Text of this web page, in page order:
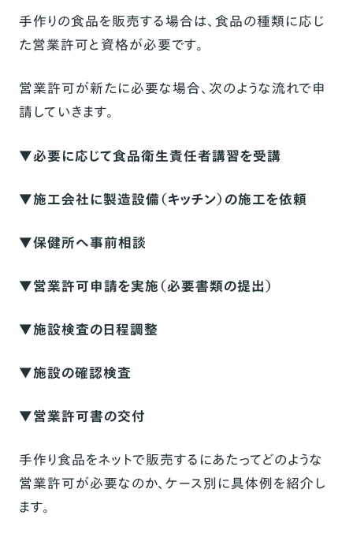
手作りの食品を販売する場合は、食品の種類に応じ
た営業許可と資格が必要です。
営業許可が新たに必要な場合、次のような流れで申
請していきます。
▼必要に応じて食品衛生責任者講習を受講
▼施工会社に製造設備（キッチン）の施工を依頼
▼保健所へ事前相談
▼営業許可申請を実施（必要書類の提出）
▼施設検査の日程調整
▼施設の確認検査
▼営業許可書の交付
手作り食品をネットで販売するにあたってどのような
営業許可が必要なのか、ケース別に具体例を紹介し
ます。